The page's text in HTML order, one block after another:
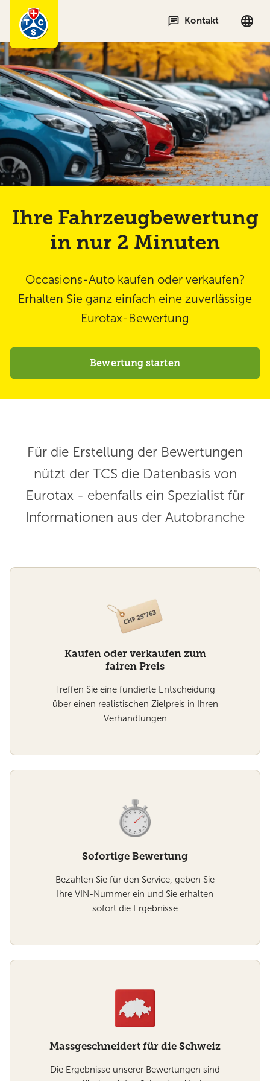
chat Kontakt language
Ihre Fahrzeugbewertung
in nur 2 Minuten
Occasions-Auto kaufen oder verkaufen?
Erhalten Sie ganz einfach eine zuverlässige
Eurotax-Bewertung
Bewertung starten
Für die Erstellung der Bewertungen
nützt der TCS die Datenbasis von
Eurotax - ebenfalls ein Spezialist für
Informationen aus der Autobranche
Kaufen oder verkaufen zum
fairen Preis
Treffen Sie eine fundierte Entscheidung
über einen realistischen Zielpreis in Ihren
Verhandlungen
Sofortige Bewertung
Bezahlen Sie für den Service, geben Sie
Ihre VIN-Nummer ein und Sie erhalten
sofort die Ergebnisse
Massgeschneidert für die Schweiz
Die Ergebnisse unserer Bewertungen sind